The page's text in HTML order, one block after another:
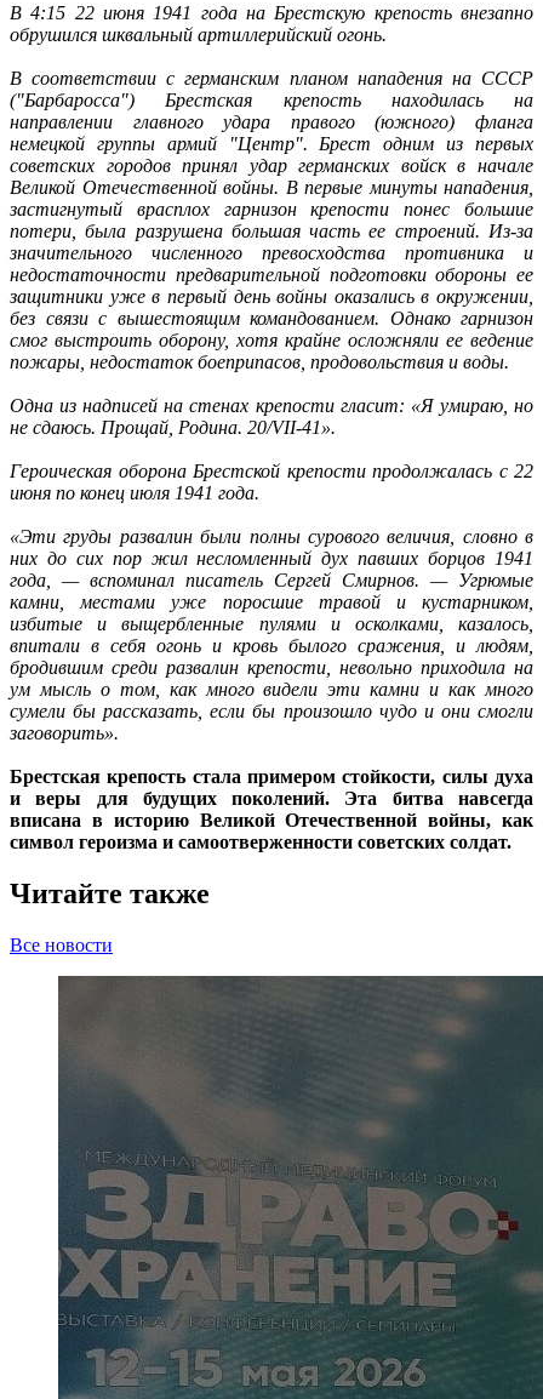
В 4:15 22 июня 1941 года на Брестскую крепость внезапно
обрушился шквальный артиллерийский огонь.
В соответствии с германским планом нападения на СССР
("Барбаросса") Брестская крепость находилась на
направлении главного удара правого (южного) фланга
немецкой группы армий "Центр". Брест одним из первых
советских городов принял удар германских войск в начале
Великой Отечественной войны. В первые минуты нападения,
застигнутый врасплох гарнизон крепости понес большие
потери, была разрушена большая часть ее строений. Из-за
значительного численного превосходства противника и
недостаточности предварительной подготовки обороны ее
защитники уже в первый день войны оказались в окружении,
без связи с вышестоящим командованием. Однако гарнизон
смог выстроить оборону, хотя крайне осложняли ее ведение
пожары, недостаток боеприпасов, продовольствия и воды.
Одна из надписей на стенах крепости гласит: «Я умираю, но
не сдаюсь. Прощай, Родина. 20/VII-41».
Героическая оборона Брестской крепости продолжалась с 22
июня по конец июля 1941 года.
«Эти груды развалин были полны сурового величия, словно в
них до сих пор жил несломленный дух павших борцов 1941
года, — вспоминал писатель Сергей Смирнов. — Угрюмые
камни, местами уже поросшие травой и кустарником,
избитые и выщербленные пулями и осколками, казалось,
впитали в себя огонь и кровь былого сражения, и людям,
бродившим среди развалин крепости, невольно приходила на
ум мысль о том, как много видели эти камни и как много
сумели бы рассказать, если бы произошло чудо и они смогли
заговорить».
Брестская крепость стала примером стойкости, силы духа
и веры для будущих поколений. Эта битва навсегда
вписана в историю Великой Отечественной войны, как
символ героизма и самоотверженности советских солдат.
Читайте также
Все новости